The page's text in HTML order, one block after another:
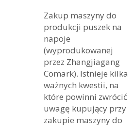
Zakup maszyny do
produkcji puszek na
napoje
(wyprodukowanej
przez Zhangjiagang
Comark). Istnieje kilka
ważnych kwestii, na
które powinni zwrócić
uwagę kupujący przy
zakupie maszyny do